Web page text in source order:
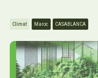
Climat Maroc CASABLANCA